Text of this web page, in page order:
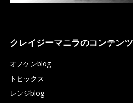
クレイジーマニラのコンテンツ
オノケンblog
トピックス
レンジblog